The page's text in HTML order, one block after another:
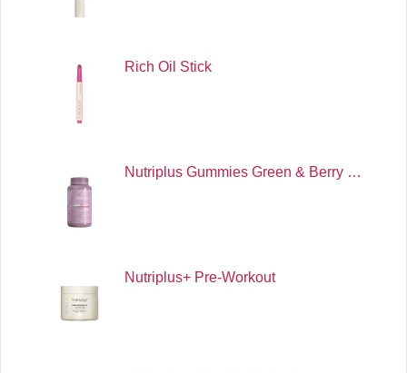
Rich Oil Stick
Nutriplus Gummies Green & Berry …
Nutriplus+ Pre-Workout